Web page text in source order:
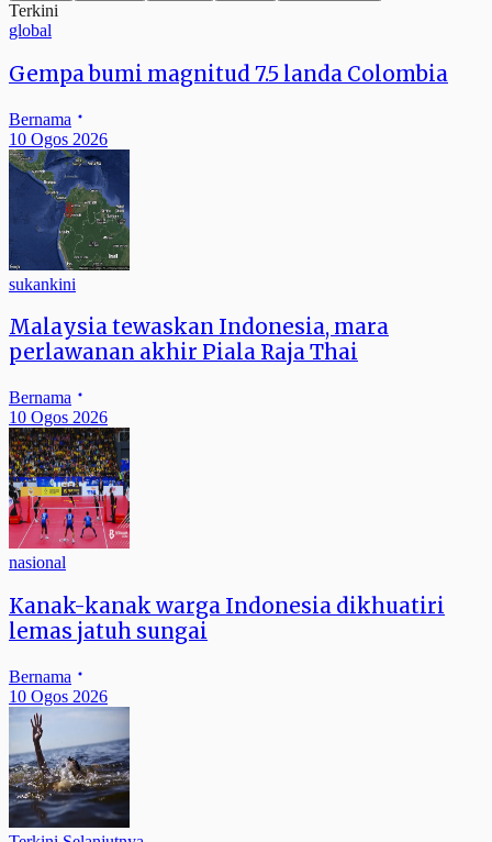
Terkini
global
Gempa bumi magnitud 7.5 landa Colombia
Bernama
10 Ogos 2026
sukankini
Malaysia tewaskan Indonesia, mara
perlawanan akhir Piala Raja Thai
Bernama
10 Ogos 2026
nasional
Kanak-kanak warga Indonesia dikhuatiri
lemas jatuh sungai
Bernama
10 Ogos 2026